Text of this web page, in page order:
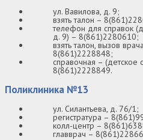
ул. Вавилова, д. 9;
взять талон –
телефон для справок
д. 9) – 8(861)2280610;
взять талон, вызов
8(861)2228848;
справочная – (детское
8(861)2228849.
Поликлиника №13
ул. Силантьева, д. 76/1;
регистратура –
колл-центр –
главврач –